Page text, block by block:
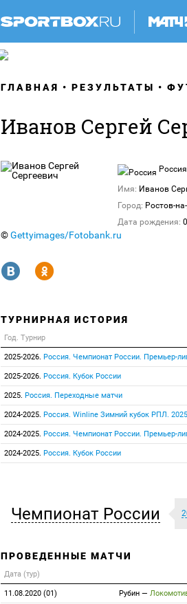
ГЛАВНАЯ РЕЗУЛЬТАТЫ
Иванов Сергей
Россия
Имя: Иванов
Город: Ростов-
Дата рождения:
©Gettyimages/Fotobank.ru
R Y
ТУРНИРНАЯ ИСТОРИЯ
Год. Турнир
2025-2026. Россия. Чемпионат России. Премьер-
2025-2026. Россия. Кубок России
2025. Россия. Переходные матчи
2024-2025. Россия. Winline Зимний кубок РПЛ. 2025
2024-2025. Россия. Чемпионат России. Премьер-
2024-2025. Россия. Кубок России
Чемпионат России
ПРОВЕДЕННЫЕ МАТЧИ
Дата (тур)
11.08.2020 (01) Рубин —